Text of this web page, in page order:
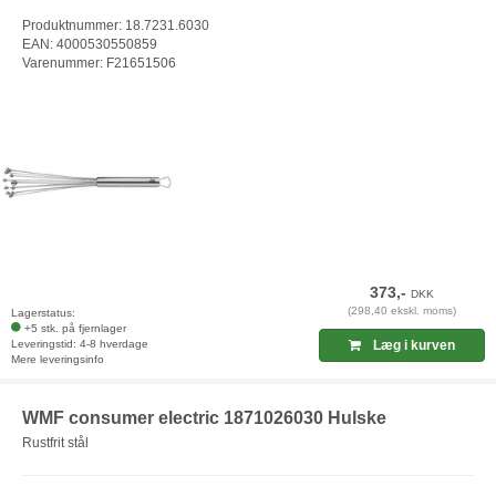
Produktnummer: 18.7231.6030
EAN: 4000530550859
Varenummer: F21651506
Lagerstatus:
+5 stk. på fjernlager
Leveringstid: 4-8 hverdage
Mere leveringsinfo
373,-DKK
(298,40 ekskl. moms)
Læg i kurven
WMF consumer electric 1871026030 Hulske
Rustfrit stål